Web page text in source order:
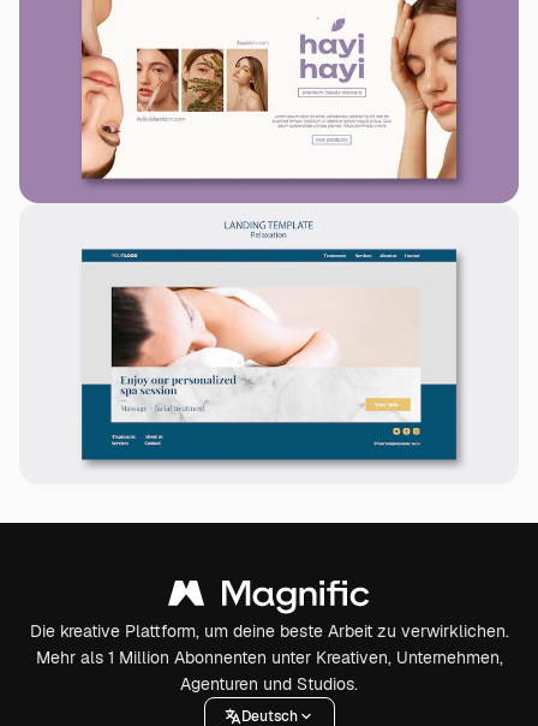
Die kreative Plattform, um deine beste Arbeit zu verwirklichen.
Mehr als 1 Million Abonnenten unter Kreativen, Unternehmen,
Agenturen und Studios.
Deutsch